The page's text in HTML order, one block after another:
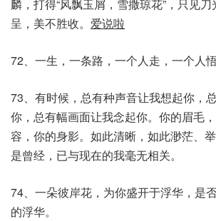
麟，打得“风飘玉屑，雪撒琼花”，只见
呈，美不胜收。 爱说啦
72、一生，一条路，一个人走，一个人悟
73、有时候，总有种声音让我想起你，
你，总有幅画面让我念起你。你的眉毛
容，你的身影。如此清晰，如此渺茫、
是曾经，已与现在的我毫无相关。
74、一朵彼岸花，为你盛开于浮华，是
的浮华。